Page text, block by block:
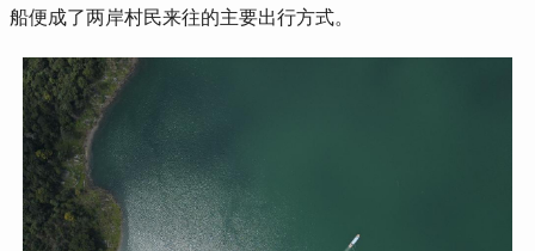
船便成了两岸村民来往的主要出行方式。